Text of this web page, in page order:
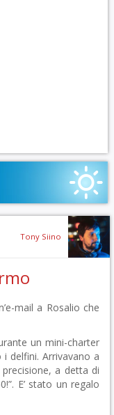
Tony Siino
mail a Rosalio che
un mini-charter
delfini. Arrivavano a
a detta di
E’ stato un regalo